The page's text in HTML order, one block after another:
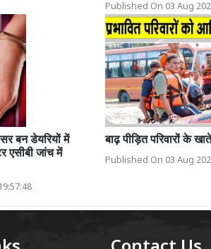
Published On 03 Aug
बन डेयरियों में
एसीबी जांच में
बाढ़ पीड़ित परिवारों के
Published On 03 Aug